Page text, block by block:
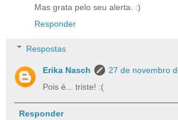
Mas grata pelo seu alerta. :)
Responder
Respostas
Erika Nasch
27 de novembro
Pois é... triste! :(
Responder